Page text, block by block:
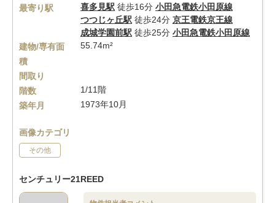
最寄り駅
喜多見駅 徒歩16分 小田急電鉄小田原線
つつじヶ丘駅 徒歩24分 京王電鉄京王線
成城学園前駅 徒歩25分 小田急電鉄小田原線
建物/専有面
積
55.74m²
間取り
階数
1/11階
築年月
1973年10月
画像カテゴリ
その他
センチュリー21REED